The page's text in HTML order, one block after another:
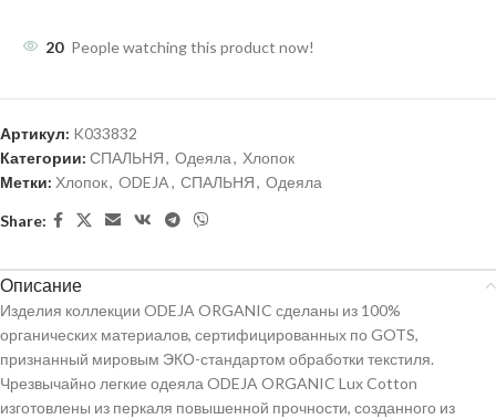
20 People watching this product now!
Артикул: K033832
Категории: СПАЛЬНЯ, Одеяла, Хлопок
Метки: Хлопок, ODEJA, СПАЛЬНЯ, Одеяла
Share:
Описание
Изделия коллекции ODEJA ORGANIC сделаны из 100%
органических материалов, сертифицированных по GOTS,
признанный мировым ЭКО-стандартом обработки текстиля.
Чрезвычайно легкие одеяла ODEJA ORGANIC Lux Cotton
изготовлены из перкаля повышенной прочности, созданного из